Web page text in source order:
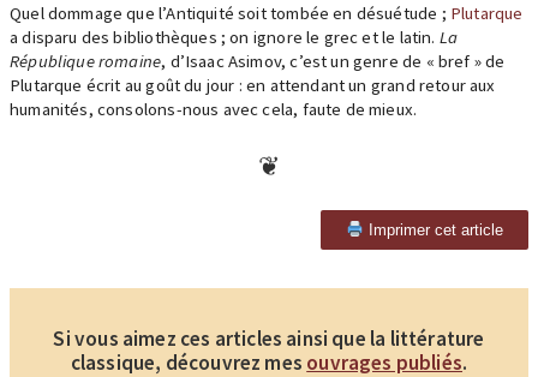
Quel dommage que l’Antiquité soit tombée en désuétude ; Plutarque
a disparu des bibliothèques ; on ignore le grec et le latin. La
République romaine, d’Isaac Asimov, c’est un genre de « bref » de
Plutarque écrit au goût du jour : en attendant un grand retour aux
humanités, consolons-nous avec cela, faute de mieux.
Imprimer cet article
Si vous aimez ces articles ainsi que la littérature
classique, découvrez mes ouvrages publiés.